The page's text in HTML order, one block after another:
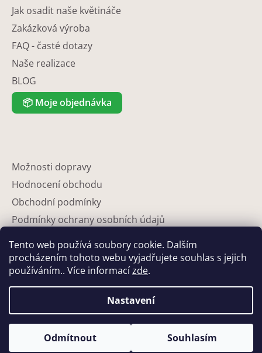
Tento web používá soubory cookie. Dalším
procházením tohoto webu vyjadřujete souhlas s jejich
používáním.. Více informacízde.
Nastavení
Odmítnout Souhlasím
Jak osadit naše květináče
Zakázková výroba
FAQ - časté dotazy
Naše realizace
BLOG
📦 Moje objednávka
Možnosti dopravy
Hodnocení obchodu
Obchodní podmínky
Podmínky ochrany osobních údajů
Partneři
Kontakty